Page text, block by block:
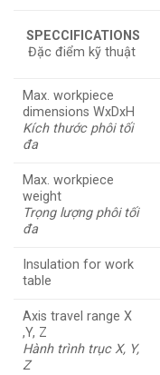
SPECCIFICATIONS
Đặc điểm kỹ thuật
Max. workpiece
dimensions WxDxH
Kích thước phôi tối
đa
Max. workpiece
weight
Trọng lượng phôi tối
đa
Insulation for work
table
Axis travel range X
,Y, Z
Hành trình trục X, Y,
Z